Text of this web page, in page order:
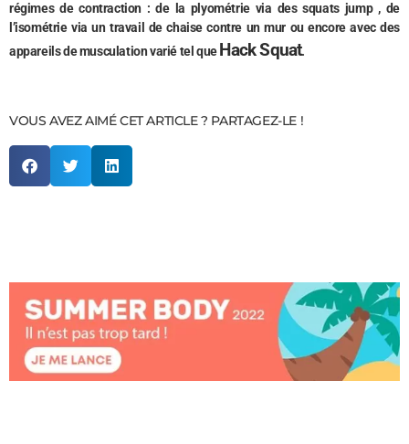
régimes de contraction : de la plyométrie via des squats jump , de
l’isométrie via un travail de chaise contre un mur ou encore avec des
appareils de musculation varié tel queHack Squat.
VOUS AVEZ AIMÉ CET ARTICLE ? PARTAGEZ-LE !